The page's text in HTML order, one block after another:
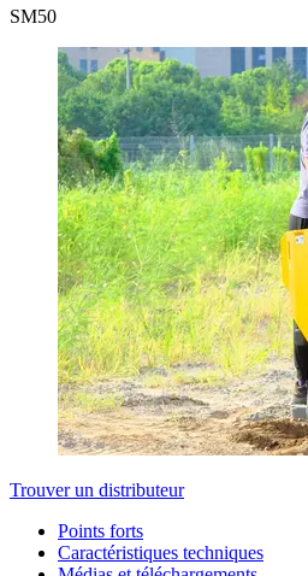
SM50
Trouver un distributeur
Points forts
Caractéristiques techniques